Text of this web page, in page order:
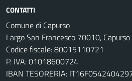
CONTATTI
Comune di Capurso
Largo San Francesco 70010, Capurso
Codice fiscale: 80015110721
P. IVA: 01018600724
IBAN TESORERIA: